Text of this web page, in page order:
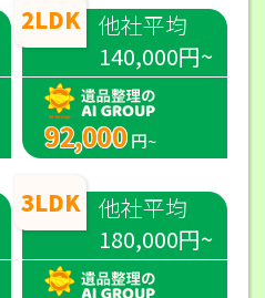
2LDK 他社平均
140,000円~
92,000 円~
3LDK 他社平均
180,000円~